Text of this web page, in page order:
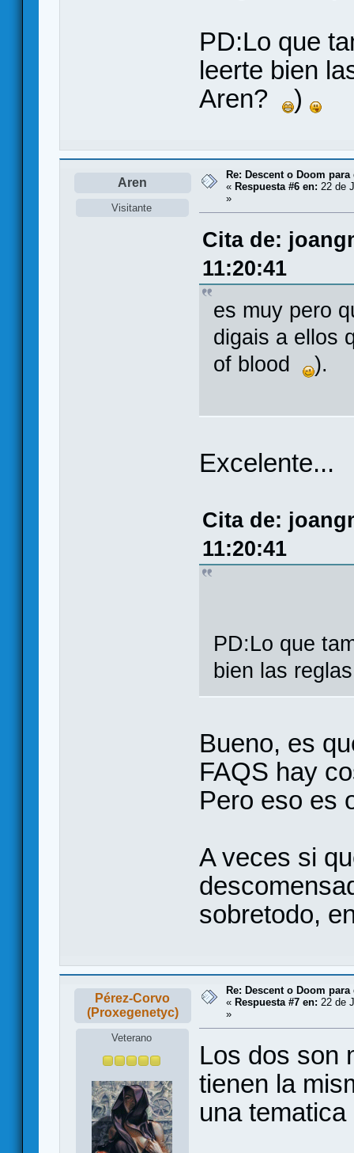
PD:Lo que
leerte bien
Aren?
)
Aren
Visitante
Re: Descent o Doom
« Respuesta #6 en: 22 de
»
Cita de:
11:20:41
es muy pero
digais a ellos
of blood ).
Excelente...
Cita de:
11:20:41
PD:Lo que
bien las
Bueno, es
FAQS hay
Pero eso es
A veces si
sobretodo,
Pérez-Corvo
(Proxegenetyc)
Veterano
Re: Descent o Doom
« Respuesta #7 en: 22 de
»
Los dos son
tienen la
una